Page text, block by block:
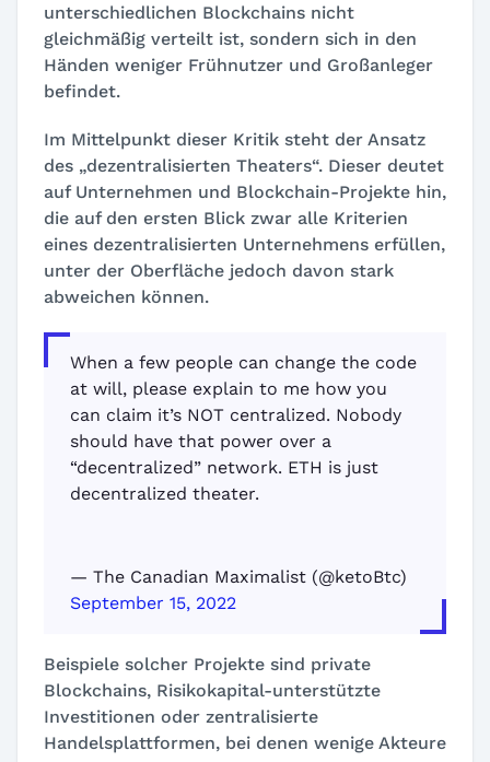
unterschiedlichen Blockchains nicht
gleichmäßig verteilt ist, sondern sich in den
Händen weniger Frühnutzer und Großanleger
befindet.
Im Mittelpunkt dieser Kritik steht der Ansatz
des „dezentralisierten Theaters“. Dieser deutet
auf Unternehmen und Blockchain-Projekte hin,
die auf den ersten Blick zwar alle Kriterien
eines dezentralisierten Unternehmens erfüllen,
unter der Oberfläche jedoch davon stark
abweichen können.
When a few people can change the code
at will, please explain to me how you
can claim it’s NOT centralized. Nobody
should have that power over a
“decentralized” network. ETH is just
decentralized theater.
— The Canadian Maximalist (@ketoBtc)
September 15, 2022
Beispiele solcher Projekte sind private
Blockchains, Risikokapital-unterstützte
Investitionen oder zentralisierte
Handelsplattformen, bei denen wenige Akteure